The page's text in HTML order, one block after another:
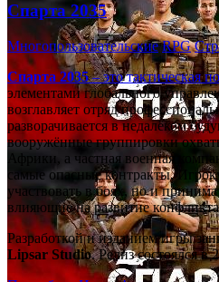
Спарта 2035
Многопользовательские RPG
Спарта 2035– это тактическая
элементами глобального
возглавляет отряд
разворачивается в недалёком
вооружённые группировки
Африки, а частная военная
самые опасные контракты.
участвовать в боях, но и
влияющие на развитие
Разработкой и изданием игры
Lipsar Studio. Релиз состоялся в